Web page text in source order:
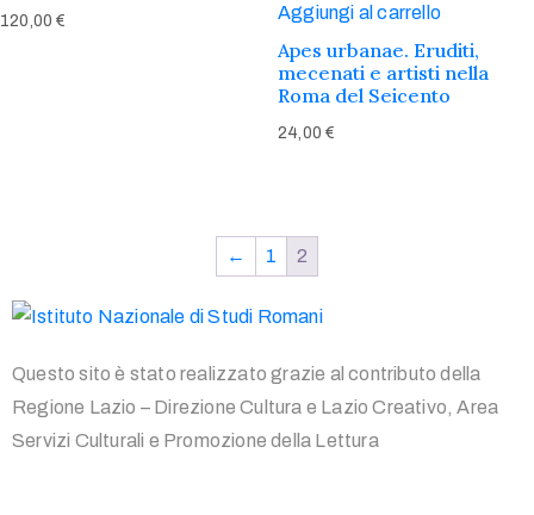
120,00€ Aggiungi al carrello
Apes urbanae. Eruditi,
mecenati e artisti nella
Roma del Seicento
24,00€
← 1 2
Questo sito è stato realizzato grazie al contributo della
Regione Lazio – Direzione Cultura e Lazio Creativo, Area
Servizi Culturali e Promozione della Lettura